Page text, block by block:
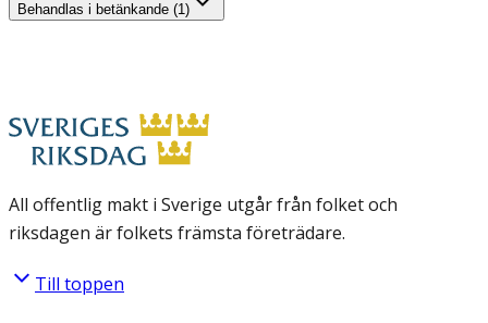
Behandlas i betänkande (1)
All offentlig makt i Sverige utgår från folket och
riksdagen är folkets främsta företrädare.
Till toppen